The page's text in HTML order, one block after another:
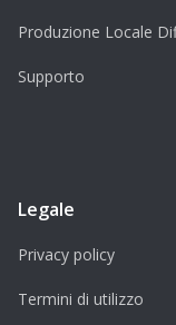
Produzione Locale
Supporto
Legale
Privacy policy
Termini di utilizzo